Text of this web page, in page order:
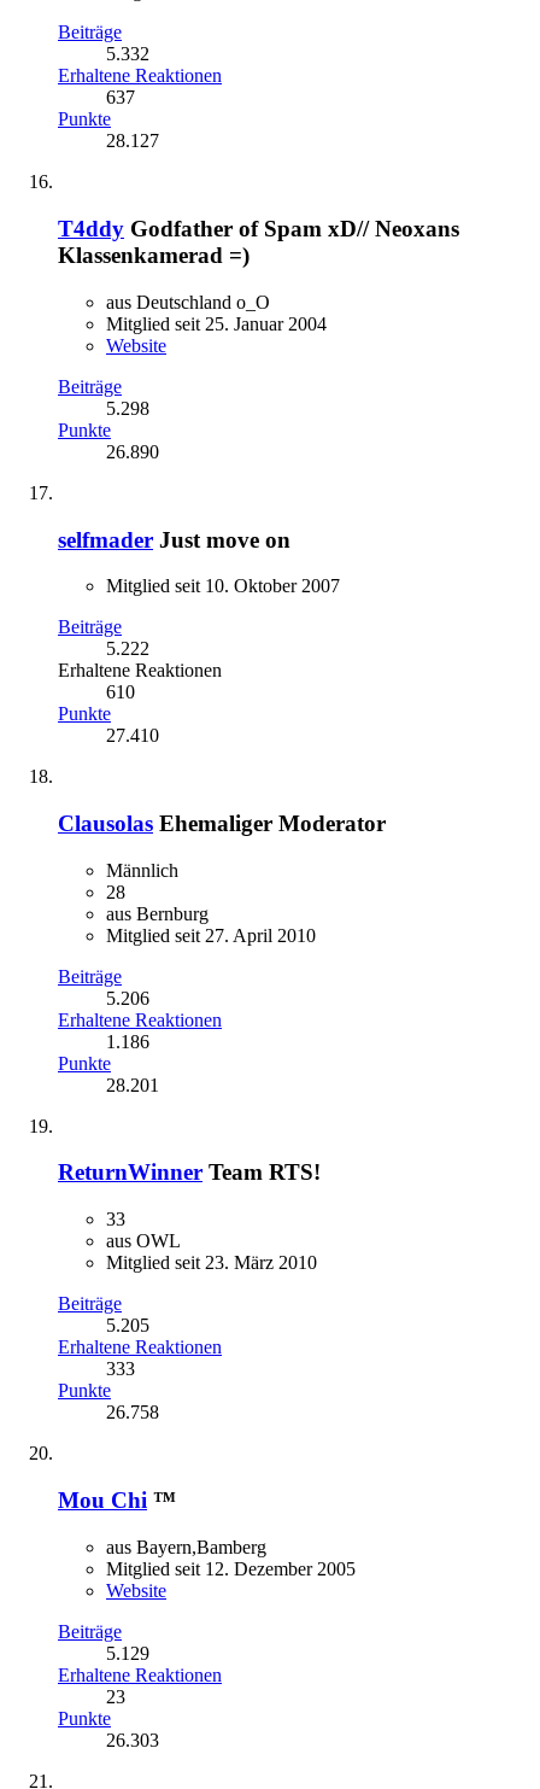
Beiträge
5.332
Erhaltene Reaktionen
637
Punkte
28.127
T4ddy Godfather of Spam xD// Neoxans
Klassenkamerad =)
aus Deutschland o_O
Mitglied seit 25. Januar 2004
Website
Beiträge
5.298
Punkte
26.890
selfmader Just move on
Mitglied seit 10. Oktober 2007
Beiträge
5.222
Erhaltene Reaktionen
610
Punkte
27.410
Clausolas Ehemaliger Moderator
Männlich
28
aus Bernburg
Mitglied seit 27. April 2010
Beiträge
5.206
Erhaltene Reaktionen
1.186
Punkte
28.201
ReturnWinner Team RTS!
33
aus OWL
Mitglied seit 23. März 2010
Beiträge
5.205
Erhaltene Reaktionen
333
Punkte
26.758
Mou Chi ™
aus Bayern,Bamberg
Mitglied seit 12. Dezember 2005
Website
Beiträge
5.129
Erhaltene Reaktionen
23
Punkte
26.303